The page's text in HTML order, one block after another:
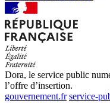
Dora, le service public
l’offre d’insertion.
gouvernement.fr service-